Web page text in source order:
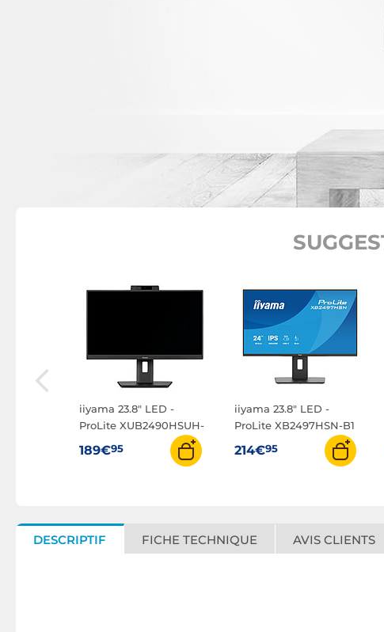
iiyama 23.8" LED -
ProLite XUB2490HSUH-
189€95
iiyama 23.8" LED -
ProLite XB2497HSN-B1
214€95
DESCRIPTIF FICHE TECHNIQUE AVIS CLIENTS